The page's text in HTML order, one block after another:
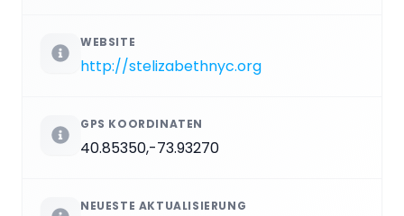
WEBSITE
http://stelizabethnyc.org
GPS KOORDINATEN
40.85350,-73.93270
NEUESTE AKTUALISIERUNG